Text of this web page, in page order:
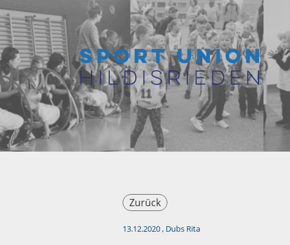
Zurück
13.12.2020, Dubs Rita